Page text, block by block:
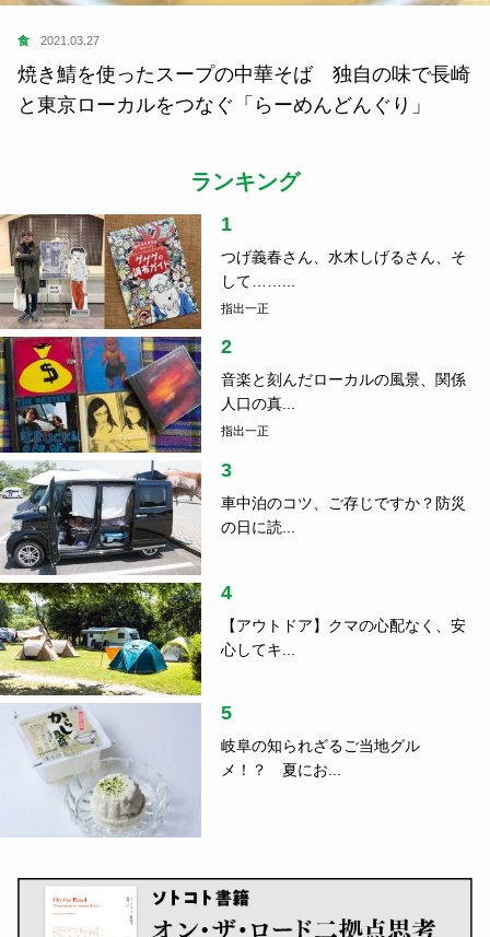
食 2021.03.27
焼き鯖を使ったスープの中華そば 独自の味で長崎
と東京ローカルをつなぐ「らーめんどんぐり」
ランキング
1
つげ義春さん、水木しげるさん、そ
して……...
指出一正
2
音楽と刻んだローカルの風景、関係
人口の真...
指出一正
3
車中泊のコツ、ご存じですか？防災
の日に読...
4
【アウトドア】クマの心配なく、安
心してキ...
5
岐阜の知られざるご当地グル
メ！？ 夏にお...